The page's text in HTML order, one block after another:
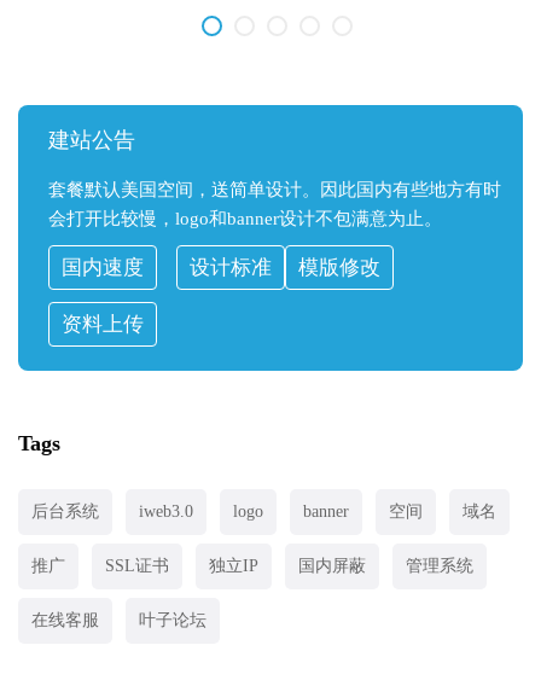
建站公告
套餐默认美国空间，送简单设计。因此国内有些地方有时
会打开比较慢，logo和banner设计不包满意为止。
国内速度 设计标准 模版修改
资料上传
Tags
后台系统 iweb3.0 logo banner 空间 域名
推广 SSL证书 独立IP 国内屏蔽 管理系统
在线客服 叶子论坛